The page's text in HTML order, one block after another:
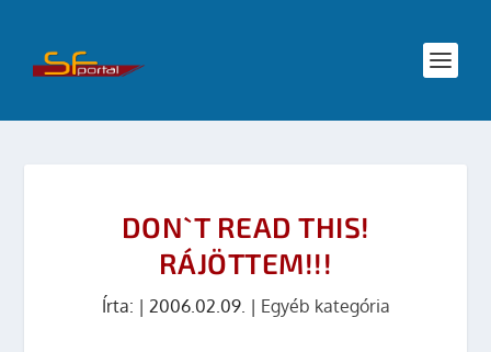
DON`T READ THIS!
RÁJÖTTEM!!!
Írta: | 2006.02.09. | Egyéb kategória